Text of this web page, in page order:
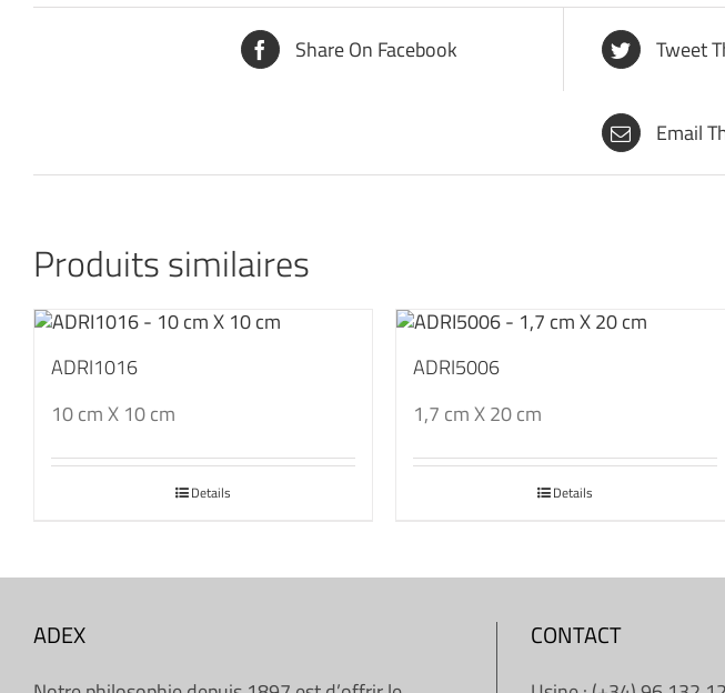
Share On Facebook Tweet
Email
Produits similaires
ADRI1016
10 cm X 10 cm
Details
ADRI5006
1,7 cm X 20 cm
Details
ADEX CONTACT